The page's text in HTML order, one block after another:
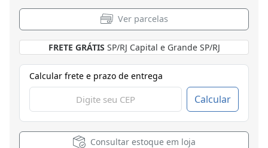
Ver parcelas
FRETE GRÁTIS SP/RJ Capital e Grande SP/RJ
Calcular frete e prazo de entrega
Calcular
Consultar estoque em loja